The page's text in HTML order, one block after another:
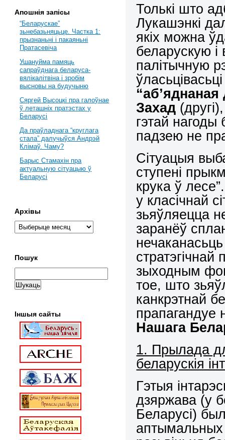
Толькі што
Лукашэнкі
якіх можна
беларускую
палітычную
Захад
гэтай
падзею не
Сітуацыя
ступені
крука ў
у класічнай
зьяўляецца
заранёў
стратэгічнай
зыходным
тое, што
канкрэтнай
Нашага
1. Прылада
беларускія
Гэтыя
дзяржава (у
Беларусі)
аптымальных
Апошнія запісы
“Беларускае”
зьнебазьняцьце. Частка 1:
прызнаньні і пакаяньні
Пратасевіча
Ушануйма памяць
сапраўднага беларуса-
вялікалітвіна і зробім
высновы на будучыню
Сяргей Высоцкі пра галоўнае
ў леташніх пратэстах у
Беларусі
Да праўладнага “круглага
стала” далучыўся Андрэй
Клімаў. Чаму?
Барыс Стамахін пра
актуальную сітуацыю ў
Беларусі
Архівы
Пошук
Іншыя сайты